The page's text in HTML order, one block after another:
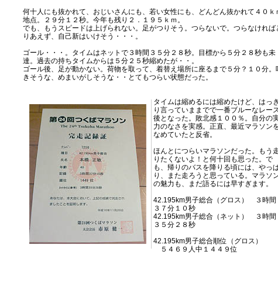
何十人にも抜かれて、おじいさんにも、若い女性にも、どんどん抜かれて４０ｋ
地点。２９分１２秒。今年も残り２．１９５ｋｍ。
でも、もうスピードは上げられない。足がつりそう。つらないで。つらなければ
りあえず、自己新はいけそう・・・。
ゴール・・・。タイムはネットで３時間３５分２８秒。目標から５分２８秒も未
達。過去の持ちタイムからは５分２５秒縮めたが・・。
ゴール後、足が動かない。荷物を取って、着替え場所に座るまで５分？１０分。
きそうな、めまいがしそうな・・とてもつらい状態だった。
タイムは縮めるには縮めたけど、はっき
り言っていままでで一番ブルーなレー
後となった。敗北感１００％。自分の
力のなさを実感。正直、最近マラソン
なめていたと反省。
ほんとにつらいマラソンだった。もう
りたくないよ！と何十回も思った。で
も、帰りのバスを降りる頃には、やっ
り、また走ろうと思っている。マラソ
の魅力も、まだ語るには早すぎます。
42.195km男子総合（グロス） ３時間
３７分１０秒
42.195km男子総合（ネット） ３時間
３５分２８秒
42.195km男子総合順位（グロス）
５４６９人中１４４９位